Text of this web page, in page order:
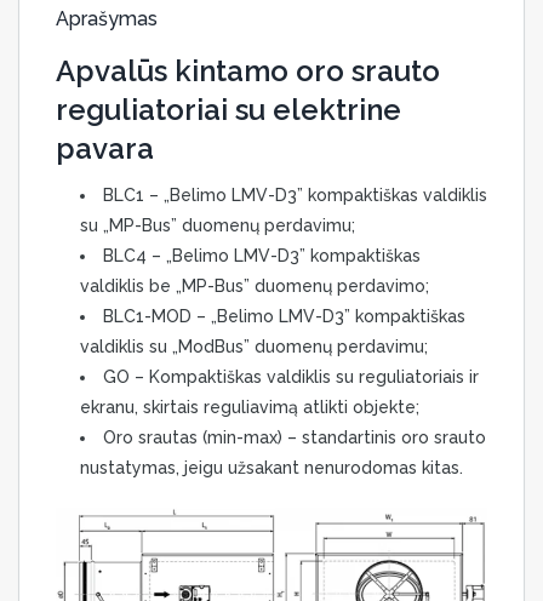
Aprašymas
Apvalūs kintamo oro srauto
reguliatoriai su elektrine
pavara
BLC1 – „Belimo LMV-D3” kompaktiškas valdiklis
su „MP-Bus” duomenų perdavimu;
BLC4 – „Belimo LMV-D3” kompaktiškas
valdiklis be „MP-Bus” duomenų perdavimo;
BLC1-MOD – „Belimo LMV-D3” kompaktiškas
valdiklis su „ModBus” duomenų perdavimu;
GO – Kompaktiškas valdiklis su reguliatoriais ir
ekranu, skirtais reguliavimą atlikti objekte;
Oro srautas (min-max) – standartinis oro srauto
nustatymas, jeigu užsakant nenurodomas kitas.